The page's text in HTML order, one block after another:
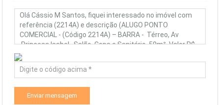
Enviar mensagem